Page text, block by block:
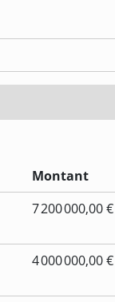
Montant
7 200 000,00 €
4 000 000,00 €